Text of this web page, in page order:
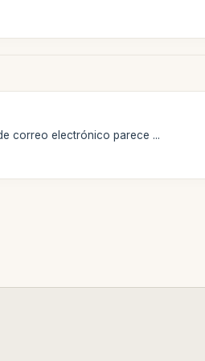
correo electrónico parece ...